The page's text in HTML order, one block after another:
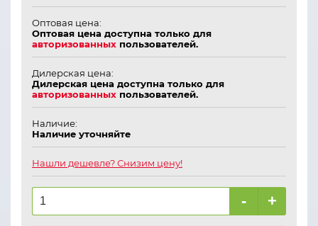
Оптовая цена:
Оптовая цена доступна только для
авторизованных пользователей.
Дилерская цена:
Дилерская цена доступна только для
авторизованных пользователей.
Наличие:
Наличие уточняйте
Нашли дешевле? Снизим цену!
- +